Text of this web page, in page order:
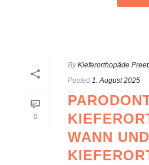
0
By Kieferorthopäde
Posted 1. August 2025
WANN